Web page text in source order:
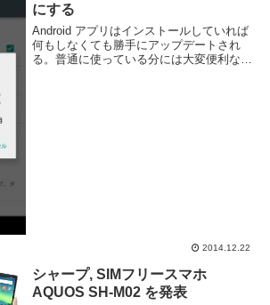
にする
Android アプリはインストールしていれば
何もしなくても勝手にアップデートされ
る。普通に使っている分には大変便利なの
2014.12.22
シャープ, SIMフリースマホ
AQUOS SH-M02 を発表